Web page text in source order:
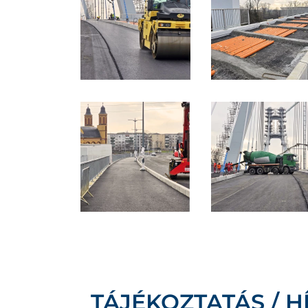
TÁJÉKOZTATÁS /